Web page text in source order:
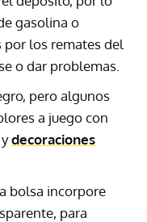
gasolina o
los remates del
o dar problemas.
pero algunos
a juego con
decoraciones
bolsa incorpore
para